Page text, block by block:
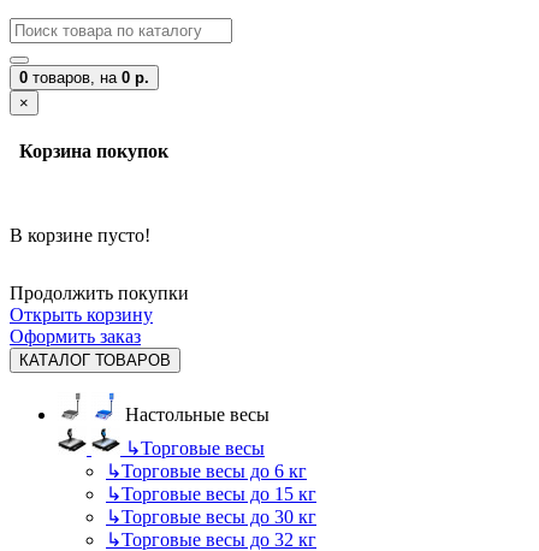
0 товаров, на 0 р.
×
Корзина покупок
В корзине пусто!
Продолжить покупки
Открыть корзину
Оформить заказ
КАТАЛОГ ТОВАРОВ
Настольные весы
↳Торговые весы
↳Торговые весы до 6 кг
↳Торговые весы до 15 кг
↳Торговые весы до 30 кг
↳Торговые весы до 32 кг